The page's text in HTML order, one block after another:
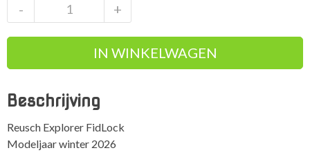
Explorer
FidLock
+
-
IN WINKELWAGEN
Beschrijving
Reusch Explorer FidLock
Modeljaar winter 2026